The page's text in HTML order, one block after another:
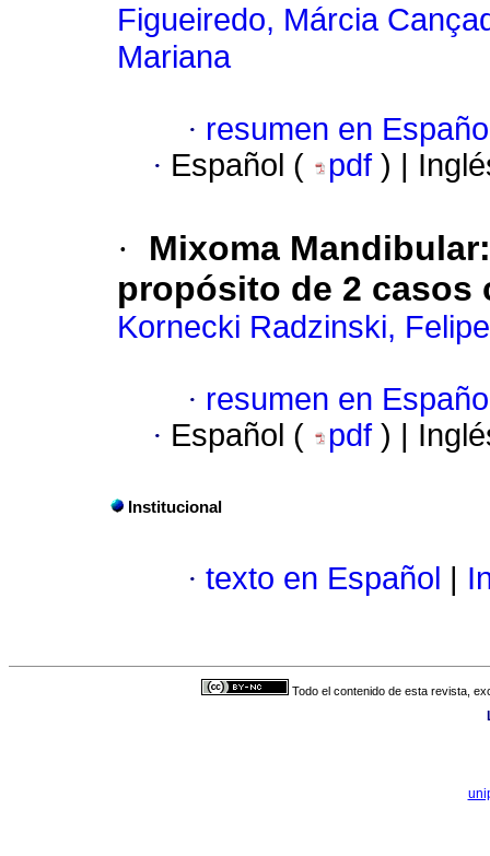
Figueiredo, Márcia
Mariana
· resumen en
· Español ( pdf ) |
·
Mixoma
propósito de 2 casos
Kornecki Radzinski, Felipe
· resumen en
· Español ( pdf ) |
Institucional
· texto en Español
Todo el contenido de esta revista,